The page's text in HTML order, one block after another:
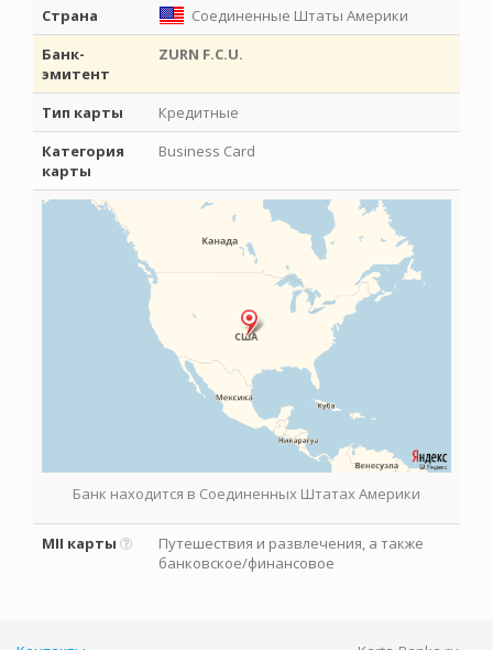
Страна
Соединенные Штаты Америки
Банк-
эмитент
ZURN F.C.U.
Тип карты
Кредитные
Категория
карты
Business Card
Банк находится в Соединенных Штатах Америки
MII карты
Путешествия и развлечения, а также
банковское/финансовое